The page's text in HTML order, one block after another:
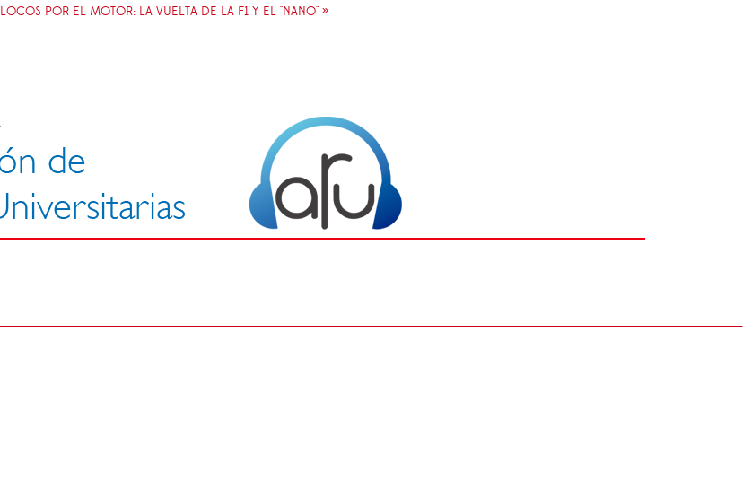
LOCOS POR EL MOTOR: LA VUELTA DE LA F1 Y EL "NANO" »